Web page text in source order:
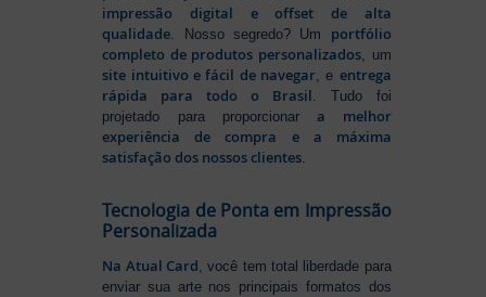
impressão digital e offset de alta
qualidade . Nosso segredo? Um portfólio
completo de produtos personalizados , um
site intuitivo e fácil de navegar , e entrega
rápida para todo o Brasil . Tudo foi
projetado para proporcionara melhor
experiência de compra e a máxima
satisfação dos nossos clientes
Tecnologia de Ponta em Impressão
Personalizada
Na Atual Card, você tem total liberdade para
enviar sua arte nos principais formatos dos